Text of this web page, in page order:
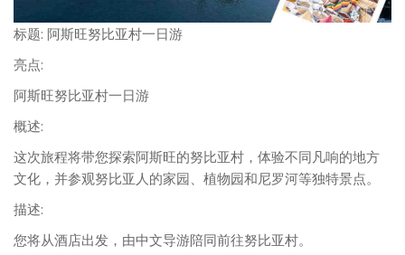
标题: 阿斯旺努比亚村一日游
亮点:
阿斯旺努比亚村一日游
概述:
这次旅程将带您探索阿斯旺的努比亚村，体验不同凡响的地方
文化，并参观努比亚人的家园、植物园和尼罗河等独特景点。
描述:
您将从酒店出发，由中文导游陪同前往努比亚村。